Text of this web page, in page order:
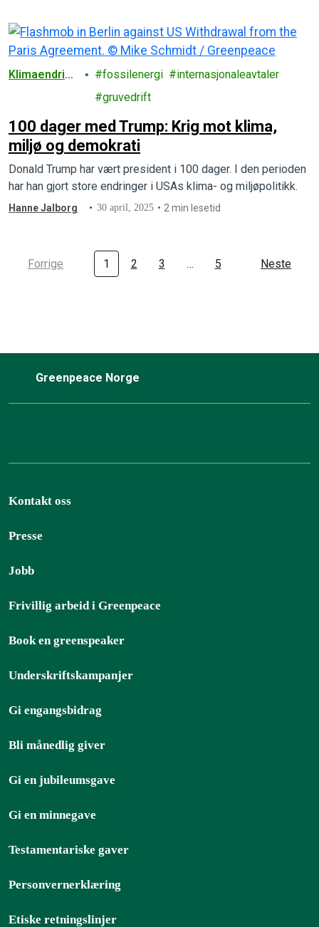
Klimaendring
fossilenergi
internasjonaleavtaler
gruvedrift
100 dager med Trump: Krig mot klima,
miljø og demokrati
Donald Trump har vært president i 100 dager. I den perioden
har han gjort store endringer i USAs klima- og miljøpolitikk.
Hanne Jalborg 30 april, 2025 2 min lesetid
Forrige 1 2 3 … 5 Neste
Greenpeace Norge
Kontakt oss
Presse
Jobb
Frivillig arbeid i Greenpeace
Book en greenspeaker
Underskriftskampanjer
Gi engangsbidrag
Bli månedlig giver
Gi en jubileumsgave
Gi en minnegave
Testamentariske gaver
Personvernerklæring
Etiske retningslinjer